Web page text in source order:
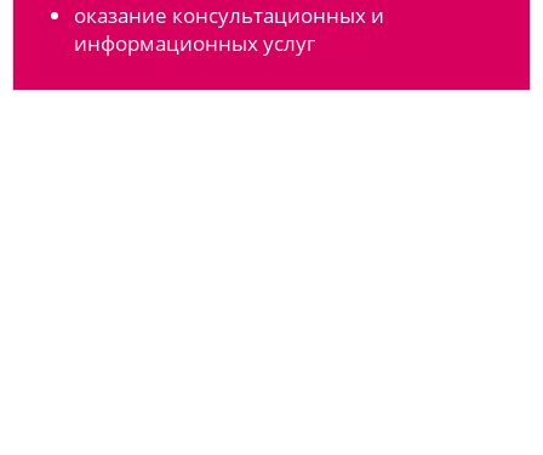
оказание консультационных и
информационных услуг